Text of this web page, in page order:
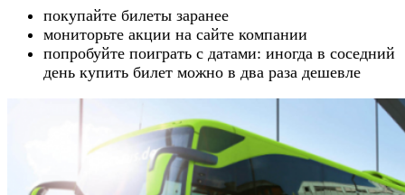
покупайте билеты заранее
мониторьте акции на сайте компании
попробуйте поиграть с датами: иногда в соседний
день купить билет можно в два раза дешевле